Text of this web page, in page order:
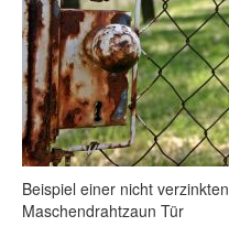
Beispiel einer nicht verzinkten
Maschendrahtzaun Tür